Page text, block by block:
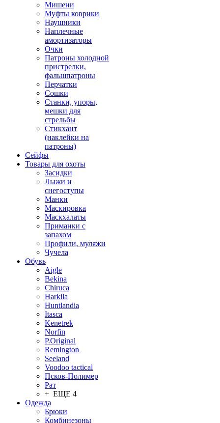
Мишени
Муфты коврики
Наушники
Наплечные
амортизаторы
Очки
Патроны холодной
пристрелки,
фальшпатроны
Перчатки
Сошки
Станки, упоры,
мешки для
стрельбы
Стикхант
(наклейки на
патроны)
Сейфы
Товары для охоты
Засидки
Лыжи и
снегоступы
Манки
Маскировка
Маскхалаты
Приманки с
запахом
Профили, муляжи
Чучела
Обувь
Aigle
Bekina
Chiruсa
Harkila
Huntlandia
Itasca
Kenetrek
Norfin
P.Original
Remington
Seeland
Voodoo tactical
Псков-Полимер
Рат
+ ЕЩЕ 4
Одежда
Брюки
Комбинезоны